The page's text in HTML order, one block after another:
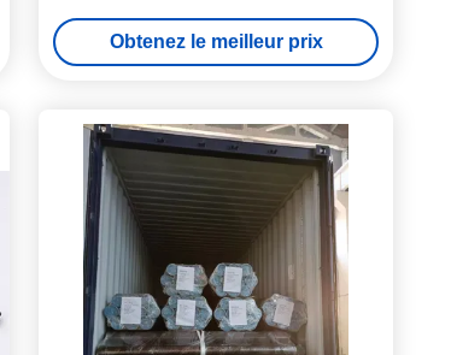
Obtenez le meilleur prix